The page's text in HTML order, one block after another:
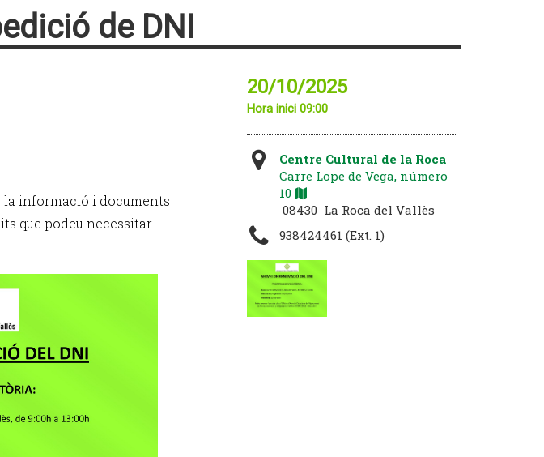
de DNI
la informació i documents
que podeu necessitar.
20/10/2025
Hora inici 09:00
Centre Cultural de la Roca
Carre Lope de Vega, número
10
08430 La Roca del Vallès
938424461 (Ext. 1)